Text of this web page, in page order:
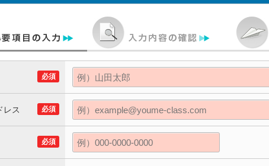
必須
必須
レス
必須